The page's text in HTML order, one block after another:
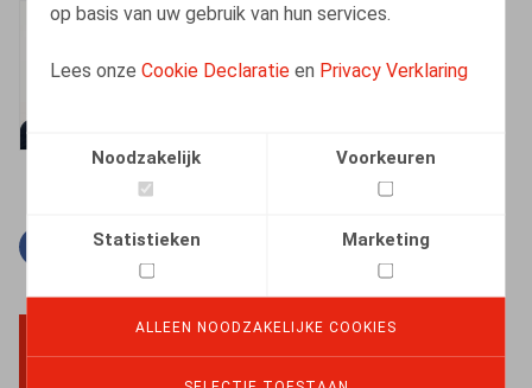
op basis van uw gebruik van hun services.
Lees onzeCookie Declaratie en Privacy Verklaring
Noodzakelijk Voorkeuren
Statistieken Marketing
ALLEEN NOODZAKELIJKE COOKIES
Kenny Decruyenaere
Facebook
TwitterLinkedin